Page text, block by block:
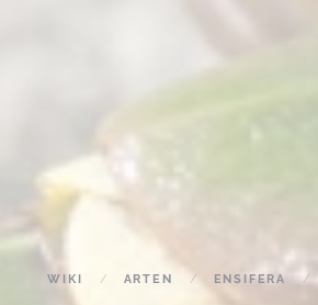
WIKI ARTEN ENSIFERA